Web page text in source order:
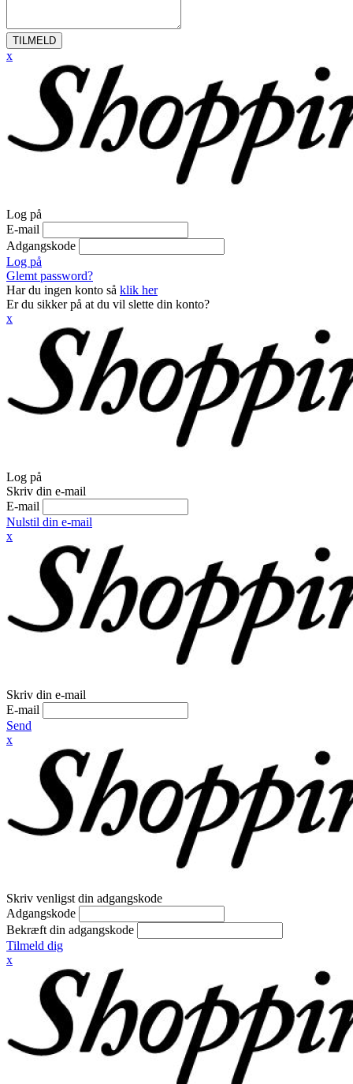
TILMELD
x
Log på
E-mail
Adgangskode
Log på
Glemt password?
Har du ingen konto så klik her
Er du sikker på at du vil slette din konto?
x
Log på
Skriv din e-mail
E-mail
Nulstil din e-mail
x
Skriv din e-mail
E-mail
Send
x
Skriv venligst din adgangskode
Adgangskode
Bekræft din adgangskode
Tilmeld dig
x